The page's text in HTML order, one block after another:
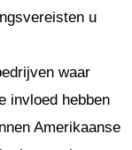
u
waar
invloed hebben
Amerikaanse